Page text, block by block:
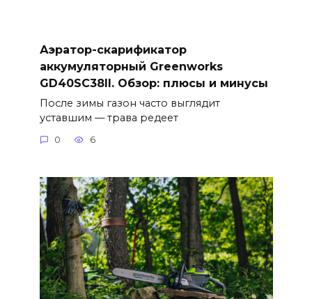
Аэратор-скарификатор
аккумуляторный Greenworks
GD40SC38II. Обзор: плюсы и минусы
После зимы газон часто выглядит
уставшим — трава редеет
0 6